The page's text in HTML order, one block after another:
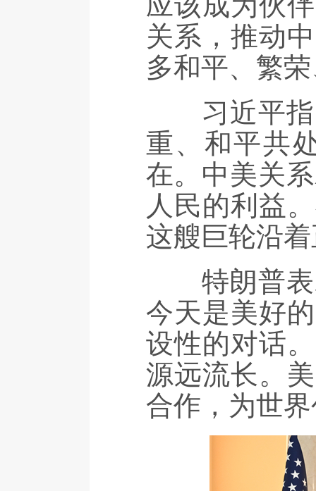
关系，推动
多和平、繁
习近平指
重、和平共
在。中美关
人民的利益
这艘巨轮沿
特朗普表
今天是美好
设性的对话
源远流长。
合作，为世